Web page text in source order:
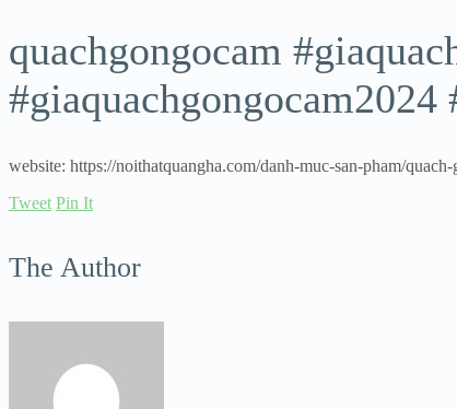
quachgongocam
website: https://noithatquangha.com/danh-muc-san-pham/
Tweet Pin It
The Author